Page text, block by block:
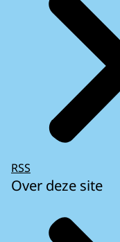
RSS
Over deze site